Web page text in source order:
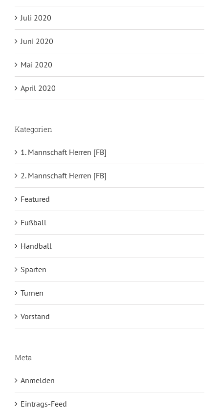
Juli 2020
Juni 2020
Mai 2020
April 2020
Kategorien
1. Mannschaft Herren [FB]
2. Mannschaft Herren [FB]
Featured
Fußball
Handball
Sparten
Turnen
Vorstand
Meta
Anmelden
Eintrags-Feed